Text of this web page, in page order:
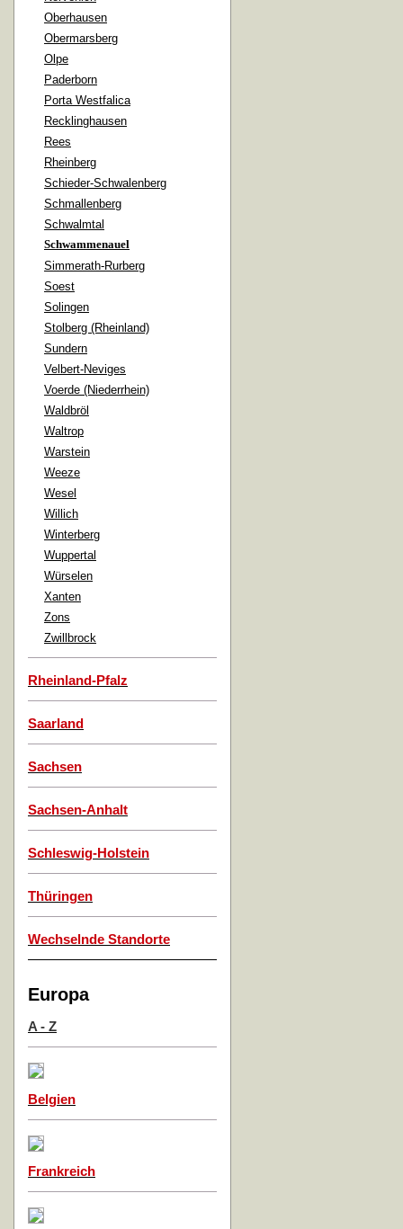
Oberhausen
Obermarsberg
Olpe
Paderborn
Porta Westfalica
Recklinghausen
Rees
Rheinberg
Schieder-Schwalenberg
Schmallenberg
Schwalmtal
Schwammenauel
Simmerath-Rurberg
Soest
Solingen
Stolberg (Rheinland)
Sundern
Velbert-Neviges
Voerde (Niederrhein)
Waldbröl
Waltrop
Warstein
Weeze
Wesel
Willich
Winterberg
Wuppertal
Würselen
Xanten
Zons
Zwillbrock
Rheinland-Pfalz
Saarland
Sachsen
Sachsen-Anhalt
Schleswig-Holstein
Thüringen
Wechselnde Standorte
Europa
A - Z
Belgien
Frankreich